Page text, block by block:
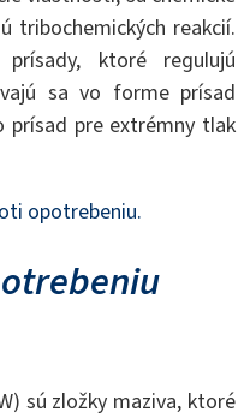
tribochemických reakcií.
prísady, ktoré regulujú
sa vo forme prísad
prísad pre extrémny tlak
opotrebeniu.
sú zložky maziva, ktoré